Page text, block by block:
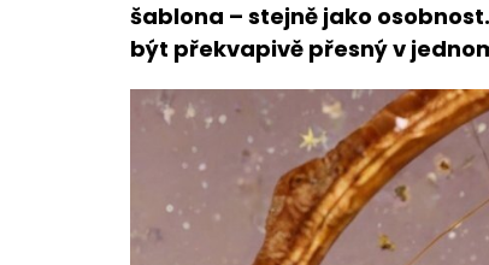
šablona – stejně jako
být překvapivě přesný v